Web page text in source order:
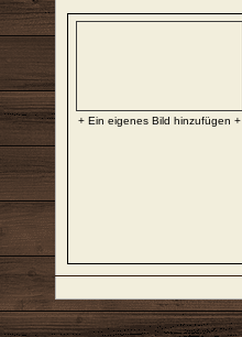
+ Ein eigenes Bild hinzufügen +